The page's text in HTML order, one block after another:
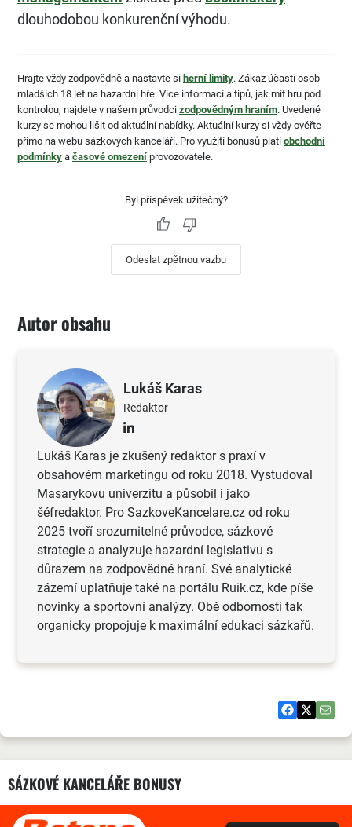
dlouhodobou konkurenční výhodu.
Hrajte vždy zodpovědně a nastavte si herní limity. Zákaz účasti osob
mladších 18 let na hazardní hře. Více informací a tipů, jak mít hru pod
kontrolou, najdete v našem průvodci zodpovědným hraním. Uvedené
kurzy se mohou lišit od aktuální nabídky. Aktuální kurzy si vždy ověřte
přímo na webu sázkových kanceláří. Pro využití bonusů platíobchodní
podmínky a časové omezení provozovatele.
Byl příspěvek užitečný?
Odeslat zpětnou vazbu
Autor obsahu
Lukáš Karas
Redaktor
Lukáš Karas je zkušený redaktor s praxí v
obsahovém marketingu od roku 2018. Vystudoval
Masarykovu univerzitu a působil i jako
šéfredaktor. Pro SazkoveKancelare.cz od roku
2025 tvoří srozumitelné průvodce, sázkové
strategie a analyzuje hazardní legislativu s
důrazem na zodpovědné hraní. Své analytické
zázemí uplatňuje také na portálu Ruik.cz, kde píše
novinky a sportovní analýzy. Obě odbornosti tak
organicky propojuje k maximální edukaci sázkařů.
SÁZKOVÉ KANCELÁŘE BONUSY